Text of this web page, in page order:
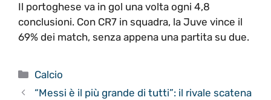
Il portoghese va in gol una volta ogni 4,8
conclusioni. Con CR7 in squadra, la Juve vince il
69% dei match, senza appena una partita su due.
Categorie
Calcio
“Messi è il più grande di tutti”: il rivale scatena